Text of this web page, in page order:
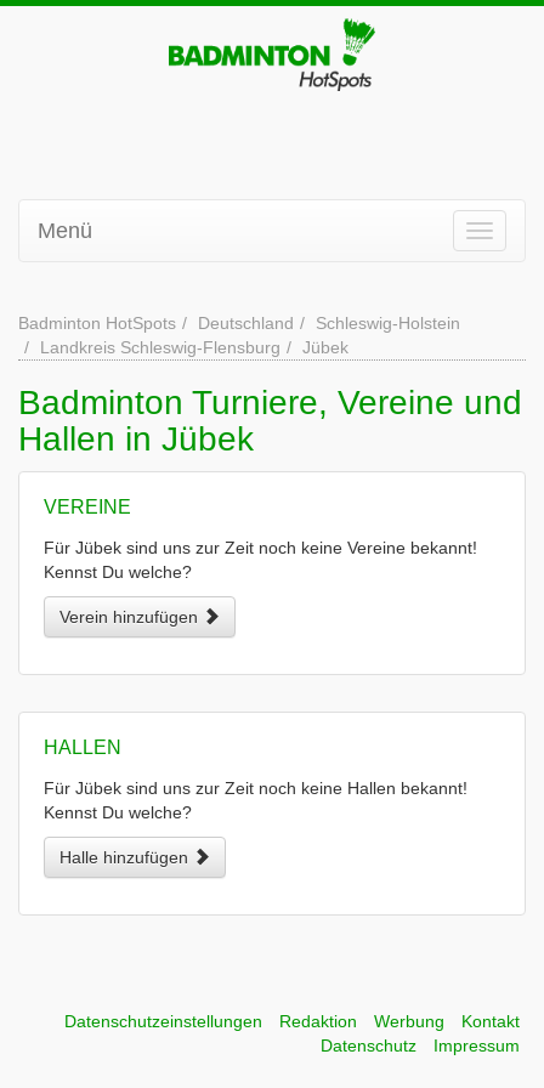
Menü
Badminton HotSpots Deutschland
Schleswig-Holstein
Landkreis Schleswig-Flensburg
Jübek
Badminton Turniere, Vereine und
Hallen in Jübek
VEREINE
Für Jübek sind uns zur Zeit noch keine Vereine bekannt!
Kennst Du welche?
Verein hinzufügen
HALLEN
Für Jübek sind uns zur Zeit noch keine Hallen bekannt!
Kennst Du welche?
Halle hinzufügen
Datenschutzeinstellungen Redaktion Werbung
Kontakt
Datenschutz
Impressum